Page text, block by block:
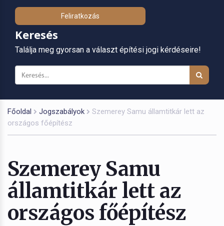
Feliratkozás
Keresés
Találja meg gyorsan a választ építési jogi kérdéseire!
Főoldal Jogszabályok
Szemerey Samu államtitkár lett az
országos főépítész
Szemerey Samu
államtitkár lett az
országos főépítész